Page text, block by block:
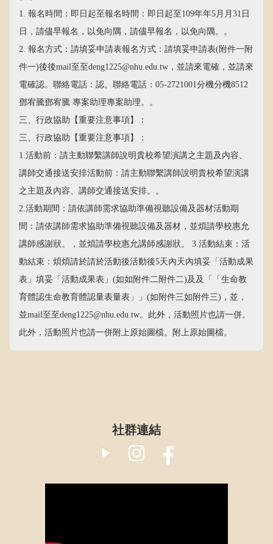
1. 報名時間：即日起至報名時間：即日起至109年年5月月31日
日，請儘早報名，以免向隅，請儘早報名，以免向隅。。
2. 報名方式：請填妥申請表報名方式：請填妥申請表(附件一附
件一)後後mail至至deng1225@nhu.edu.tw，並請來電確，並請來
電確認。聯絡電話：認。聯絡電話：05-2721001分機分機8512
鄧宥騰鄧宥騰 專案助理專案助理。。
三、行政協助【重要注意事項】：
三、行政協助【重要注意事項】：
1.活動前：請主動聯繫講師說明貴校希望演講之主題及內容、
講師交通接送安排活動前：請主動聯繫講師說明貴校希望演講
之主題及內容、講師交通接送安排。。
2.活動期間：請依講師需求協助準備視聽設備及器材活動期
間：請依講師需求協助準備視聽設備及器材，並煩請學校惠允
講師感謝狀。，並煩請學校惠允講師感謝狀。 3.活動結束：活
動結束：煩煩請於請於活動後活動後5天內天內填妥「活動成果
表」填妥「活動成果表」(如如附件二附件二)及及「「生命教
育體認生命教育體認量表量表」」(如附件三如附件三)，並，
並mail至至deng1225@nhu.edu.tw。此外，活動照片也請一併。
此外，活動照片也請一併附上原始圖檔。附上原始圖檔。
​社群連結